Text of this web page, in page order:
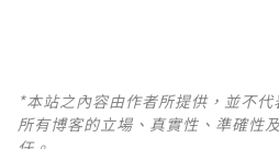
*本站之內容由作者所提供，並不
所有博客的立場、真實性、準確性